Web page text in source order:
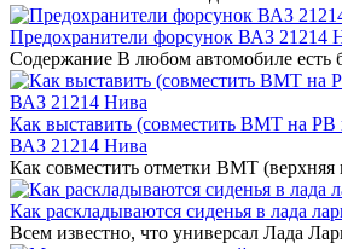
Предохранители форсунок ВАЗ 21214
Содержание В любом автомобиле есть
Как выставить (совместить ВМТ на
ВАЗ 21214 Нива
Как совместить отметки ВМТ (верхняя
Как раскладываются сиденья в лада
Всем известно, что универсал Лада